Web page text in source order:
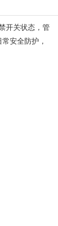
开关状态，管
安全防护，